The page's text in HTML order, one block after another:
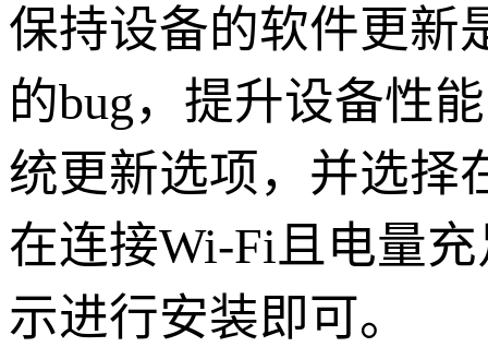
保持设备的软件更新
的bug，提升设备性
统更新选项，并选择
在连接Wi-Fi且电量
示进行安装即可。